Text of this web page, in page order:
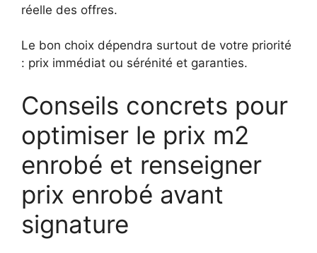
réelle des offres.
Le bon choix dépendra surtout de votre priorité
: prix immédiat ou sérénité et garanties.
Conseils concrets pour
optimiser le prix m2
enrobé et renseigner
prix enrobé avant
signature